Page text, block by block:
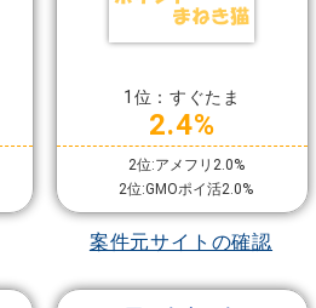
1位：すぐたま
2.4%
2位:アメフリ2.0%
2位:GMOポイ活2.0%
案件元サイトの確認